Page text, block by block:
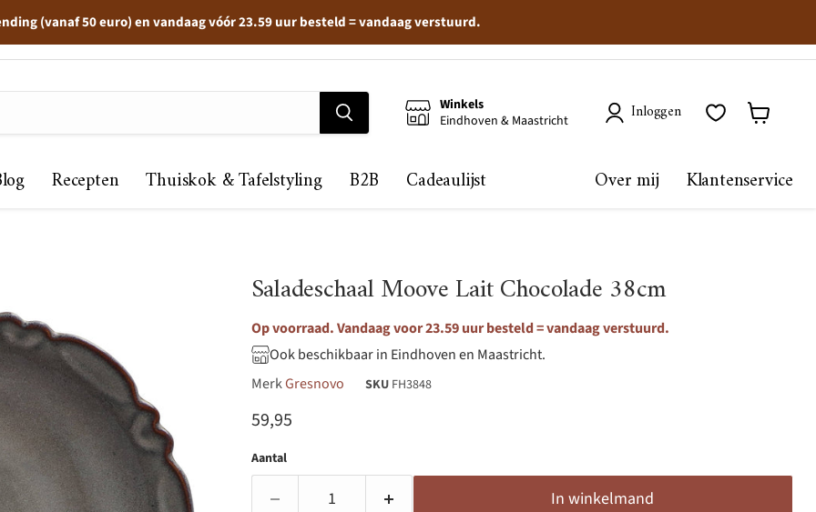
(vanaf 50 euro) en vandaag vóór 23.59 uur besteld = vandaag verstuurd.
Winkels
Eindhoven & Maastricht
Inloggen
Recepten Thuiskok & Tafelstyling B2B Cadeaulijst Over mij Klantenservice
Saladeschaal Moove Lait Chocolade 38cm
Op voorraad. Vandaag voor 23.59 uur besteld = vandaag verstuurd.
Ook beschikbaar in Eindhoven en Maastricht.
MerkGresnovo SKU FH3848
Huidige prijs
59,95
Aantal
In winkelmand